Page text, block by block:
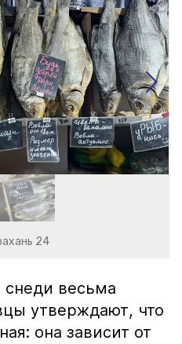
24
снеди весьма
утверждают, что
она зависит от